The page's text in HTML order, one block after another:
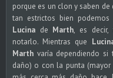
porque es un clon y saben de
tan estrictos bien
Lucina de Marth, es decir,
notarlo. Mientras que
Marth varía dependiendo
daño) o con la punta